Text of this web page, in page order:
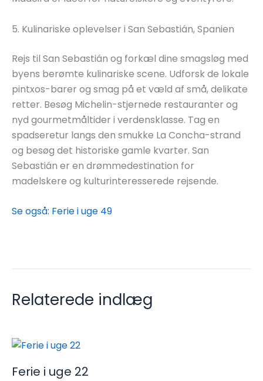
5. Kulinariske oplevelser i San Sebastián, Spanien
Rejs til San Sebastián og forkæl dine smagsløg med
byens berømte kulinariske scene. Udforsk de lokale
pintxos-barer og smag på et væld af små, delikate
retter. Besøg Michelin-stjernede restauranter og
nyd gourmetmåltider i verdensklasse. Tag en
spadseretur langs den smukke La Concha-strand
og besøg det historiske gamle kvarter. San
Sebastián er en drømmedestination for
madelskere og kulturinteresserede rejsende.
Se også: Ferie i uge 49
Relaterede indlæg
Ferie i uge 22